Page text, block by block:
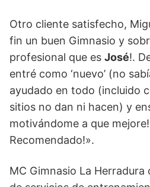
Otro cliente satisfecho,
fin un buen Gimnasio y
profesional que es José!.
entré como ‘nuevo’ (no
ayudado en todo (incluido
sitios no dan ni hacen) y
motivándome a que mejore!
Recomendado!».
MC Gimnasio La